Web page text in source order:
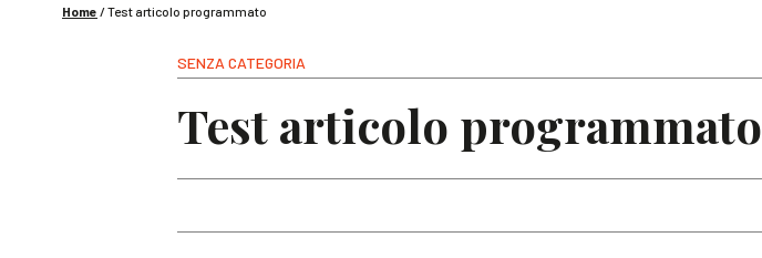
Home /Test articolo programmato
SENZA CATEGORIA
Test articolo programmato